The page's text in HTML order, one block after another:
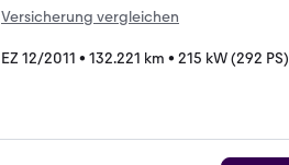
Versicherung vergleichen
EZ 12/2011 • 132.221 km • 215 kW (292 PS)